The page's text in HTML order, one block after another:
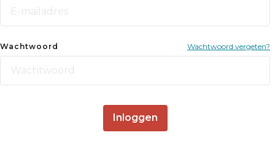
Wachtwoord Wachtwoord vergeten?
Inloggen